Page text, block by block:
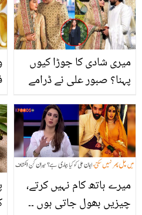
میری شادی کا جوڑا کیوں
پہنا؟ صبور علی نے ڈرامے
کر ناراضگی کا اظہار کیا تو
ڈیزائنر نے انہیں کیا کرارا
جواب دیا؟
میرے ہاتھ کام نہیں کرتے،
چیزیں بھول جاتی ہوں ۔۔